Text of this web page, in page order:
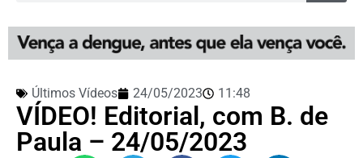
Últimos Vídeos 24/05/2023 11:48
VÍDEO! Editorial, com B. de
Paula – 24/05/2023